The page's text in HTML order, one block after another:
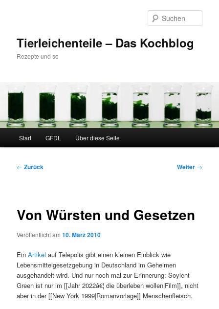
Tierleichenteile – Das Kochblog
Rezepte und so
Start GFDL Über diese Seite
Beitragsnavigation
← Zurück Weiter →
Von Würsten und Gesetzen
Veröffentlicht am10. März 2010
EinArtikel auf Telepolis gibt einen kleinen Einblick wie
Lebensmittelgesetzgebung in Deutschland im Geheimen
ausgehandelt wird. Und nur noch mal zur Erinnerung: Soylent
Green ist nur im [[Jahr 2022â€¦ die überleben wollen|Film]], nicht
aber in der [[New York 1999|Romanvorlage]] Menschenfleisch.